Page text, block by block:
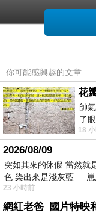
你可能感興趣的文章
花
帥
了
什
18
2026/08/09
突如其來的休假 當然
色 染出來是淺灰藍
23 小時前
網紅老爸_國片特映